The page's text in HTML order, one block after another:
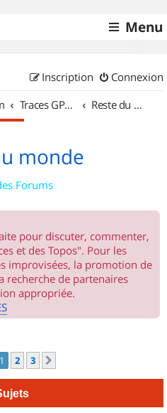
Menu
Connexion
Inscription
Traces GPS de randos VTT Reste du monde
monde
Forums
pour discuter, commenter,
et des Topos". Pour les
improvisées, la promotion de
recherche de partenaires
appropriée.
1 2 3